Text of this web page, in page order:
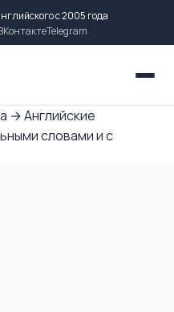
с 2005 года
Telegram
→Английские
словами и с